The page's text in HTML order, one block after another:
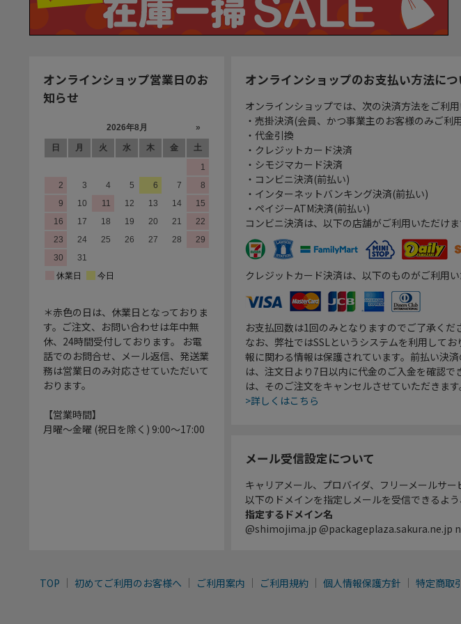
オンラインショップ営業日のお
知らせ
＊赤色の日は、休業日となっておりま
す。ご注文、お問い合わせは年中無
休、24時間受付しております。 お電
話でのお問合せ、メール返信、発送業
務は営業日のみ対応させていただいて
おります。
【営業時間】
月曜～金曜 (祝日を除く) 9:00～17:00
オンラインショップのお支払い方法につ
オンラインショップでは、次の決済方法をご利用
・売掛決済(会員、かつ事業主のお客様のみご利
・代金引換
・クレジットカード決済
・シモジマカード決済
・コンビニ決済(前払い)
・インターネットバンキング決済(前払い)
・ペイジーATM決済(前払い)
コンビニ決済は、以下の店舗がご利用いただけま
クレジットカード決済は、以下のものがご利用い
お支払回数は1回のみとなりますのでご了承くだ
なお、弊社ではSSLというシステムを利用してお
報に関わる情報は保護されています。前払い決
は、注文日より7日以内に代金のご入金を確認で
は、そのご注文をキャンセルさせていただきます
>詳しくはこちら
メール受信設定について
キャリアメール、プロバイダ、フリーメールサ
以下のドメインを指定しメールを受信できるよう
指定するドメイン名
@shimojima.jp @packageplaza.sakura.ne.jp
TOP 初めてご利用のお客様へ ご利用案内 ご利用規約 個人情報保護方針 特定商取